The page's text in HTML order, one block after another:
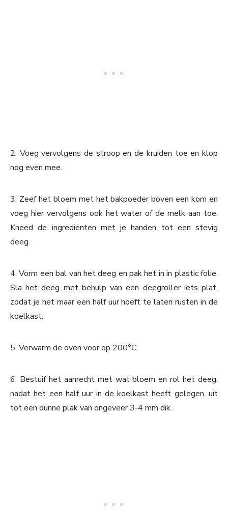
2. Voeg vervolgens de stroop en de kruiden toe en klop
nog even mee.
3. Zeef het bloem met het bakpoeder boven een kom en
voeg hier vervolgens ook het water of de melk aan toe.
Kneed de ingrediënten met je handen tot een stevig
deeg.
4. Vorm een bal van het deeg en pak het in in plastic folie.
Sla het deeg met behulp van een deegroller iets plat,
zodat je het maar een half uur hoeft te laten rusten in de
koelkast.
5. Verwarm de oven voor op 200°C.
6. Bestuif het aanrecht met wat bloem en rol het deeg,
nadat het een half uur in de koelkast heeft gelegen, uit
tot een dunne plak van ongeveer 3-4 mm dik.